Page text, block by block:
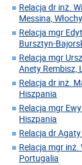
Relacja dr inż.
Messina, Włochy
Relacja mgr
Bursztyn-
Relacja mgr
Anety Rembisz,
Relacja dr inż.
Hiszpania
Relacja mgr
Hiszpania
Relacja dr
Relacja mgr inż.
Portugalia